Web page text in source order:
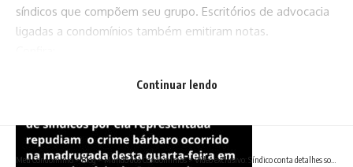
síndicos que compõem seu grupo. Escritórios de advocacia
ligadas a condomínios também emitiram notas.
Continuar lendo
Meu Condomínio>Blog>Mundo dos Condomínios>Vídeo exclusivo: Síndico conta detalhes sobre assassinato do subsíndico no condomínio em Campos